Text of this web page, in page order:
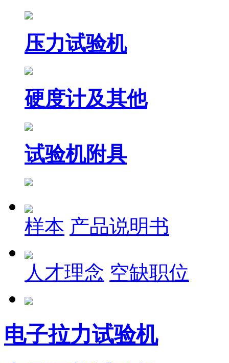
压力试验机
硬度计及其他
试验机附具
样本 产品说明书
人才理念 空缺职位
电子拉力试验机